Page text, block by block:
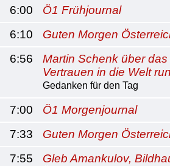
6:00
Ö1 Frühjournal
6:10
Guten Morgen
6:56
Martin Schenk über das
Vertrauen in die Welt
Gedanken für den Tag
7:00
Ö1 Morgenjournal
7:33
Guten Morgen
7:55
Gleb Amankulov,